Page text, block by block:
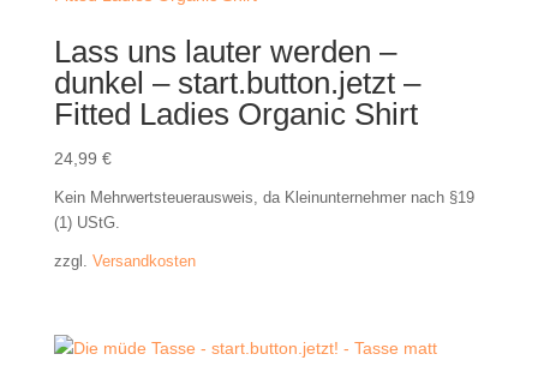
Lass uns lauter werden –
dunkel – start.button.jetzt –
Fitted Ladies Organic Shirt
24,99 €
Kein Mehrwertsteuerausweis, da Kleinunternehmer nach §19
(1) UStG.
zzgl. Versandkosten